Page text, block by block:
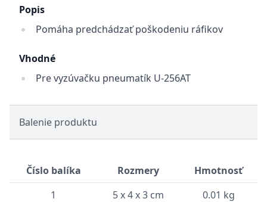
Popis
Pomáha predchádzať poškodeniu ráfikov
Vhodné
Pre vyzúvačku pneumatík U-256AT
Balenie produktu
Číslo balíka Rozmery
Hmotnosť
1
5 x 4 x 3 cm 0.01 kg